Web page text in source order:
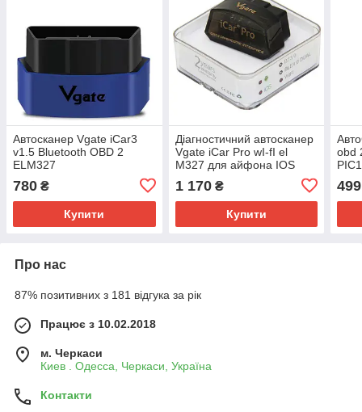
Aвтосканер Vgatе iCаr3
v1.5 Bluetooth OBD 2
ELM327
780 ₴
Купити
Діагностичний автосканер
Vgate iCar Pro wI-fI el
M327 для айфона ІOS
1 170₴
Купити
obd
499
Про нас
87% позитивних з 181 відгука за рік
Працює з 10.02.2018
м. Черкаси
Киев . Одесса, Черкаси, Україна
Контакти